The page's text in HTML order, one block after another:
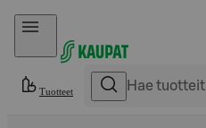
Hyppää sisältöön
Tuotteet